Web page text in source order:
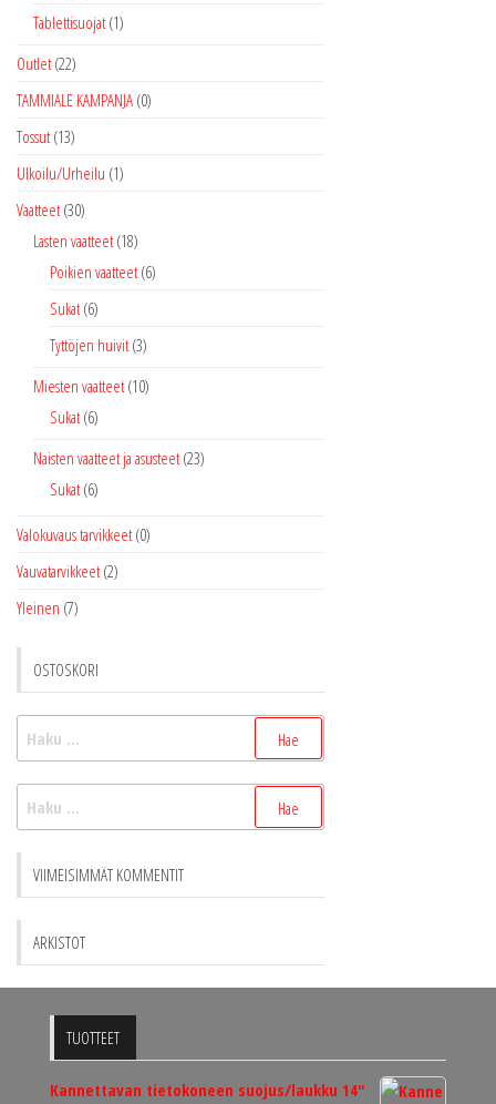
Tablettisuojat (1)
Outlet (22)
TAMMIALE KAMPANJA (0)
Tossut (13)
Ulkoilu/Urheilu (1)
Vaatteet (30)
Lasten vaatteet (18)
Poikien vaatteet (6)
Sukat (6)
Tyttöjen huivit (3)
Miesten vaatteet (10)
Sukat (6)
Naisten vaatteet ja asusteet (23)
Sukat (6)
Valokuvaus tarvikkeet (0)
Vauvatarvikkeet (2)
Yleinen (7)
OSTOSKORI
VIIMEISIMMÄT KOMMENTIT
ARKISTOT
TUOTTEET
Kannettavan tietokoneen suojus/laukku 14"